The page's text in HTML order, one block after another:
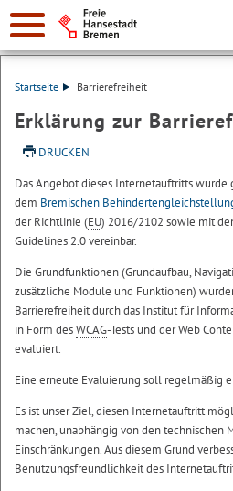
Suche:
Startseite Barrierefreiheit
Erklärung zur
DRUCKEN
Das Angebot dieses Internetauftritts
dem Bremischen
der Richtlinie (EU) 2016/2102 sowie mit
Guidelines 2.0 vereinbar.
Die Grundfunktionen (Grundaufbau,
zusätzliche Module und Funktionen)
Barrierefreiheit durch das Institut für
in Form desWCAG-Tests und der Web
evaluiert.
Eine erneute Evaluierung soll regelmäßig
Es ist unser Ziel, diesen Internetauftritt
machen, unabhängig von den technischen
Einschränkungen. Aus diesem Grund
Benutzungsfreundlichkeit des